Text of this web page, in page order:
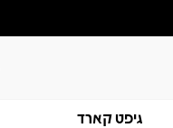
גיפט קארד